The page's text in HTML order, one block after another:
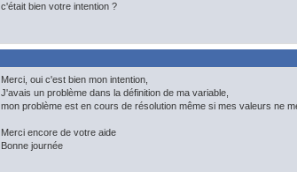
c'était bien votre intention ?
Merci, oui c'est bien mon intention,
J'avais un problème dans la définition de ma variable,
mon problème est en cours de résolution même si mes valeurs ne
Merci encore de votre aide
Bonne journée